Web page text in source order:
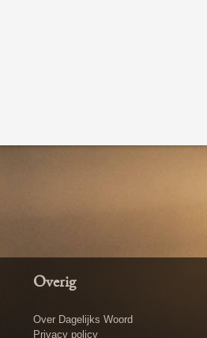
Overig
Over Dagelijks Woord
Privacy policy